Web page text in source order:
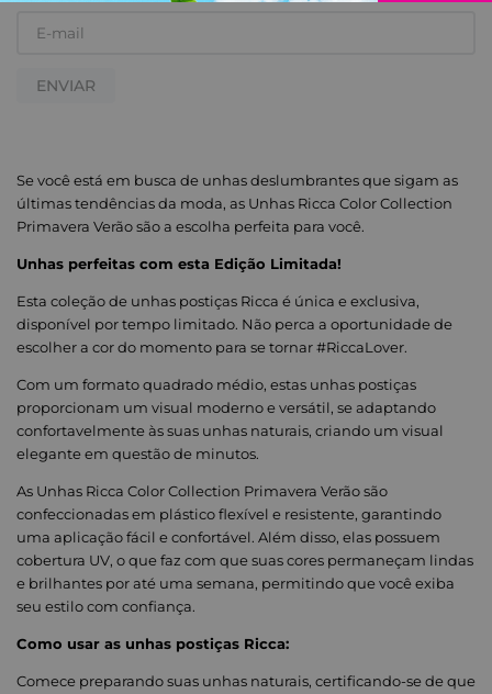
ENVIAR
Se você está em busca de unhas deslumbrantes que sigam as
últimas tendências da moda, as Unhas Ricca Color Collection
Primavera Verão são a escolha perfeita para você.
Unhas perfeitas com esta Edição Limitada!
Esta coleção de unhas postiças Ricca é única e exclusiva,
disponível por tempo limitado. Não perca a oportunidade de
escolher a cor do momento para se tornar #RiccaLover.
Com um formato quadrado médio, estas unhas postiças
proporcionam um visual moderno e versátil, se adaptando
confortavelmente às suas unhas naturais, criando um visual
elegante em questão de minutos.
As Unhas Ricca Color Collection Primavera Verão são
confeccionadas em plástico flexível e resistente, garantindo
uma aplicação fácil e confortável. Além disso, elas possuem
cobertura UV, o que faz com que suas cores permaneçam lindas
e brilhantes por até uma semana, permitindo que você exiba
seu estilo com confiança.
Como usar as unhas postiças Ricca:
Comece preparando suas unhas naturais, certificando-se de que